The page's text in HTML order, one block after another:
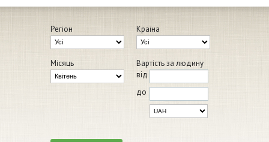
Регіон Країна
Місяць
Вартість за людину
від
до